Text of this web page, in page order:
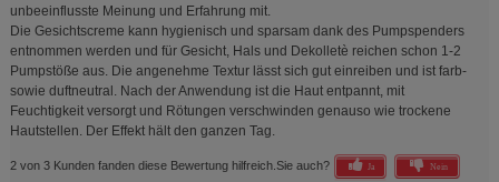
unbeeinflusste Meinung und Erfahrung mit.
Die Gesichtscreme kann hygienisch und sparsam dank des Pumpspenders
entnommen werden und für Gesicht, Hals und Dekolletè reichen schon 1-2
Pumpstöße aus. Die angenehme Textur lässt sich gut einreiben und ist farb-
sowie duftneutral. Nach der Anwendung ist die Haut entpannt, mit
Feuchtigkeit versorgt und Rötungen verschwinden genauso wie trockene
Hautstellen. Der Effekt hält den ganzen Tag.
2 von 3 Kunden fanden diese Bewertung hilfreich. Sie auch? Ja Nein